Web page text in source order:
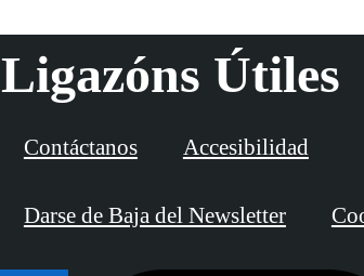
Ligazóns Útiles
Contáctanos Accesibilidad
Darse de Baja del Newsletter